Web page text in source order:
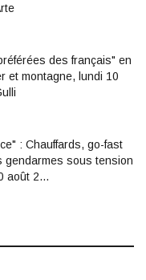
des français" en
et montagne, lundi 10
: Chauffards, go-fast
gendarmes sous tension
août 2…